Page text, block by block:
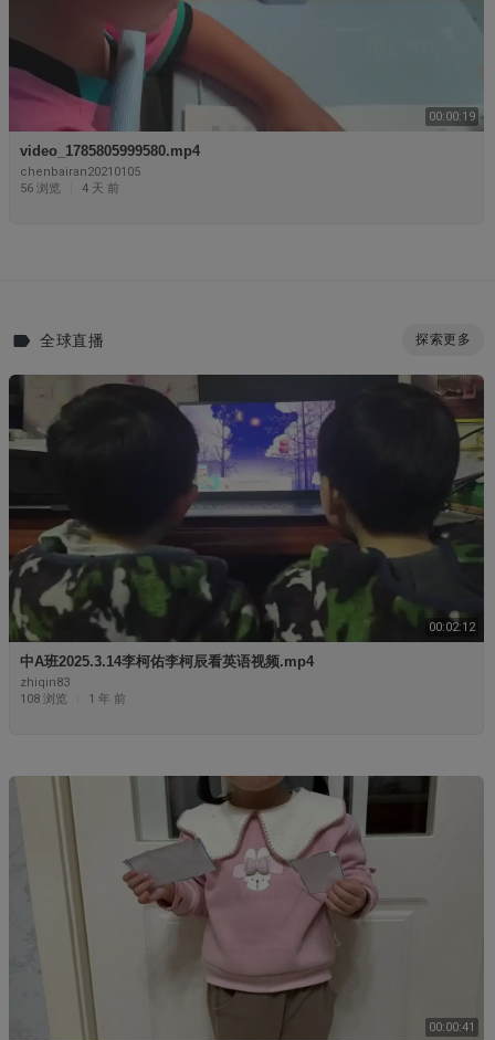
00:00:19
video_1785805999580.mp4
chenbairan20210105
56 浏览
4 天 前
全球直播 探索更多
00:02:12
⁣⁣⁣⁣⁣⁣⁣⁣⁣⁣⁣中A班2025.3.14李柯佑李柯辰看英语视频.mp4
zhiqin83
108 浏览
1 年 前
00:00:41